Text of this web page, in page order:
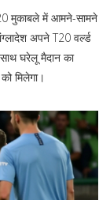
मुकाबले में आमने-सामने
अपने T20 वर्ल्ड
घरेलू मैदान का
मिलेगा।